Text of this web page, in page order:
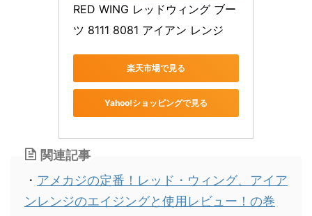
RED WING レッドウィング ブー
ツ 8111 8081 アイアン レンジ
楽天市場で見る
Yahoo!ショッピングで見る
関連記事
・ アメカジの定番！レッド・ウィング、アイア
ンレンジのエイジングと使用レビュー！の巻